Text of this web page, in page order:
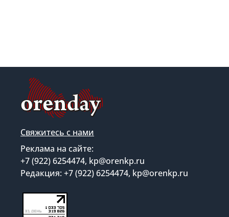
Свяжитесь с нами
Реклама на сайте:
+7 (922) 6254474, kp@orenkp.ru
Редакция: +7 (922) 6254474, kp@orenkp.ru